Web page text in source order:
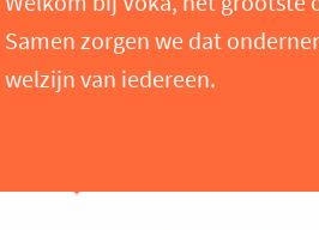
Samen zorgen we dat
welzijn van iedereen.